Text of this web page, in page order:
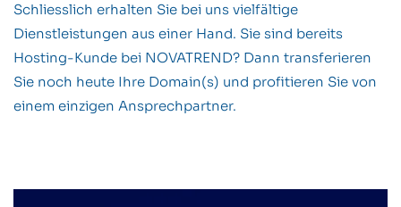
Schliesslich erhalten Sie bei uns vielfältige
Dienstleistungen aus einer Hand. Sie sind bereits
Hosting-Kunde bei NOVATREND? Dann transferieren
Sie noch heute Ihre Domain(s) und profitieren Sie von
einem einzigen Ansprechpartner.